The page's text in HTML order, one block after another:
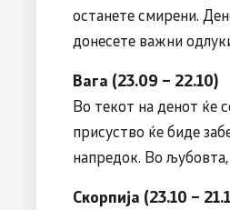
останете смирени.
донесете важни
Вага (23.09 – 22.10)
Во текот на денот ќе
присуство ќе биде
напредок. Во
Скорпија (23.10 –